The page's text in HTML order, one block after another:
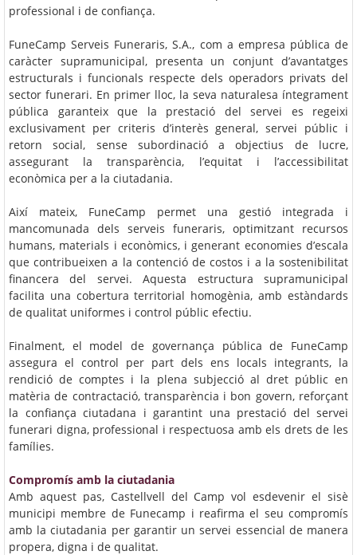
professional i de confiança.
FuneCamp Serveis Funeraris, S.A., com a empresa pública de
caràcter supramunicipal, presenta un conjunt d’avantatges
estructurals i funcionals respecte dels operadors privats del
sector funerari. En primer lloc, la seva naturalesa íntegrament
pública garanteix que la prestació del servei es regeixi
exclusivament per criteris d’interès general, servei públic i
retorn social, sense subordinació a objectius de lucre,
assegurant la transparència, l’equitat i l’accessibilitat
econòmica per a la ciutadania.
Així mateix, FuneCamp permet una gestió integrada i
mancomunada dels serveis funeraris, optimitzant recursos
humans, materials i econòmics, i generant economies d’escala
que contribueixen a la contenció de costos i a la sostenibilitat
financera del servei. Aquesta estructura supramunicipal
facilita una cobertura territorial homogènia, amb estàndards
de qualitat uniformes i control públic efectiu.
Finalment, el model de governança pública de FuneCamp
assegura el control per part dels ens locals integrants, la
rendició de comptes i la plena subjecció al dret públic en
matèria de contractació, transparència i bon govern, reforçant
la confiança ciutadana i garantint una prestació del servei
funerari digna, professional i respectuosa amb els drets de les
famílies.
Compromís amb la ciutadania
Amb aquest pas, Castellvell del Camp vol esdevenir el sisè
municipi membre de Funecamp i reafirma el seu compromís
amb la ciutadania per garantir un servei essencial de manera
propera, digna i de qualitat.